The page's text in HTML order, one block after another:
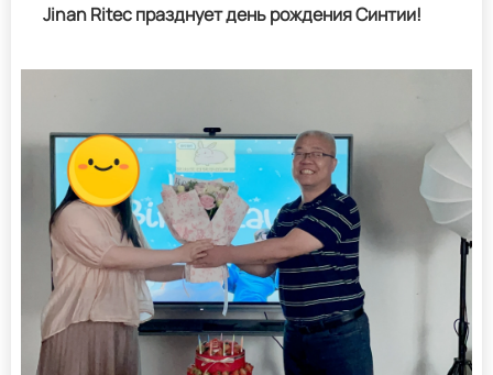
Jinan Ritec празднует день рождения Синтии!